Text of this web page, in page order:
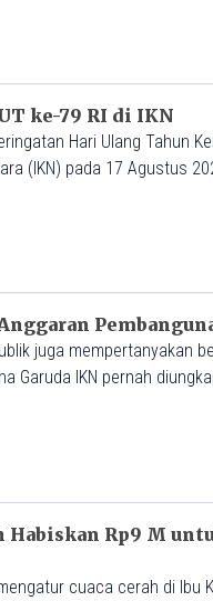
ke-79 RI di IKN
Hari Ulang Tahun
(IKN) pada 17 Agustus
juga mempertanyakan
Garuda IKN pernah
pada 21-22 September
Rp9 M
cuaca cerah di Ibu